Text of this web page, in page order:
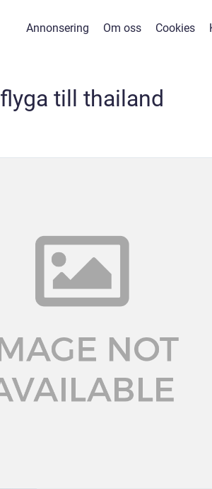
Annonsering Om oss Cookies
flyga till thailand